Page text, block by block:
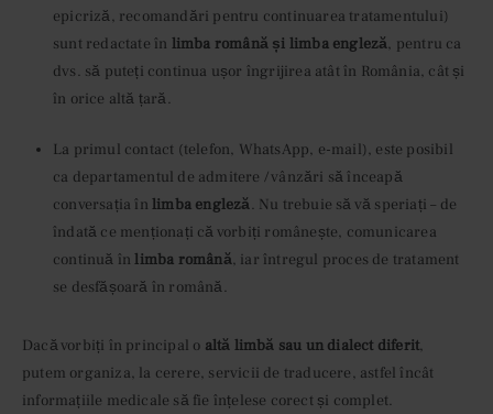
epicriză, recomandări pentru continuarea tratamentului)
sunt redactate în limba română și limba engleză, pentru ca
dvs. să puteți continua ușor îngrijirea atât în România, cât și
în orice altă țară.
La primul contact (telefon, WhatsApp, e-mail), este posibil
ca departamentul de admitere / vânzări să înceapă
conversația în limba engleză. Nu trebuie să vă speriați – de
îndată ce menționați că vorbiți românește, comunicarea
continuă înlimba română, iar întregul proces de tratament
se desfășoară în română.
Dacă vorbiți în principal o altă limbă sau un dialect diferit,
putem organiza, la cerere, servicii de traducere, astfel încât
informațiile medicale să fie înțelese corect și complet.